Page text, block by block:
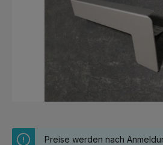
Preise werden nach